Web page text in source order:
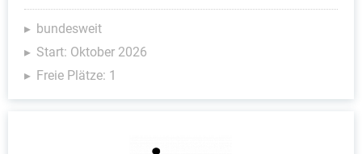
bundesweit
Start: Oktober 2026
Freie Plätze: 1